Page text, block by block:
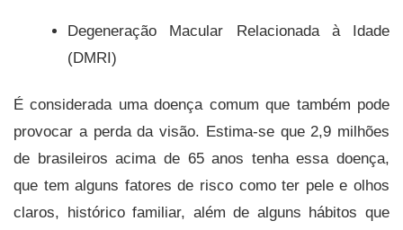
Degeneração Macular Relacionada à Idade
(DMRI)
É considerada uma doença comum que também pode
provocar a perda da visão. Estima-se que 2,9 milhões
de brasileiros acima de 65 anos tenha essa doença,
que tem alguns fatores de risco como ter pele e olhos
claros, histórico familiar, além de alguns hábitos que